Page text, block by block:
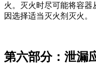
火。灭火时尽可能将容
因选择适当灭火剂灭火。
第六部分：泄漏